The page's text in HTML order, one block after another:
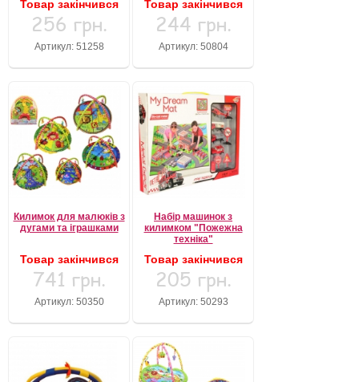
Товар закінчився
256 грн.
Артикул: 51258
Товар закінчився
244 грн.
Артикул: 50804
Килимок для малюків з
дугами та іграшками
Товар закінчився
741 грн.
Артикул: 50350
Набір машинок з
килимком "Пожежна
техніка"
Товар закінчився
205 грн.
Артикул: 50293